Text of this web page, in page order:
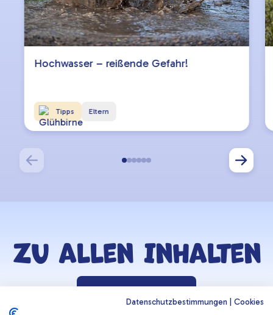
Datenschutzbestimmungen Cookies
Hochwasser – reißende Gefahr!
Tipps Eltern
Zu allen Inhalten
Zurück zur Lernzone